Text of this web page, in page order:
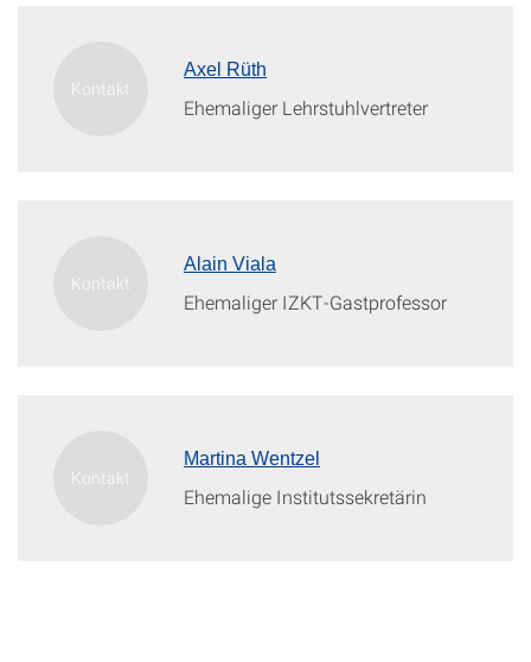
Axel Rüth
Ehemaliger Lehrstuhlvertreter
Alain Viala
Ehemaliger IZKT-Gastprofessor
Martina Wentzel
Ehemalige Institutssekretärin